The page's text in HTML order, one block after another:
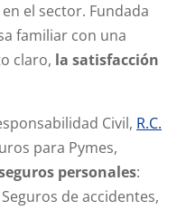
en el sector. Fundada
familiar con una
claro, la satisfacción
Civil, R.C.
para Pymes,
personales:
de accidentes,